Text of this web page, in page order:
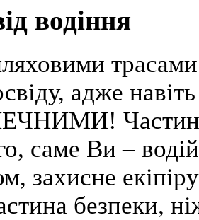
водіння
адже
саме Ви –
захисне
безпеки,